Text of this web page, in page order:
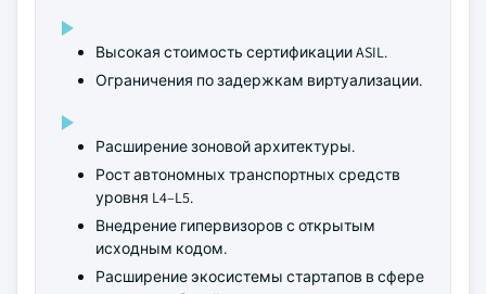
Высокая стоимость сертификации ASIL.
Ограничения по задержкам виртуализации.
Расширение зоновой архитектуры.
Рост автономных транспортных средств
уровня L4–L5.
Внедрение гипервизоров с открытым
исходным кодом.
Расширение экосистемы стартапов в сфере